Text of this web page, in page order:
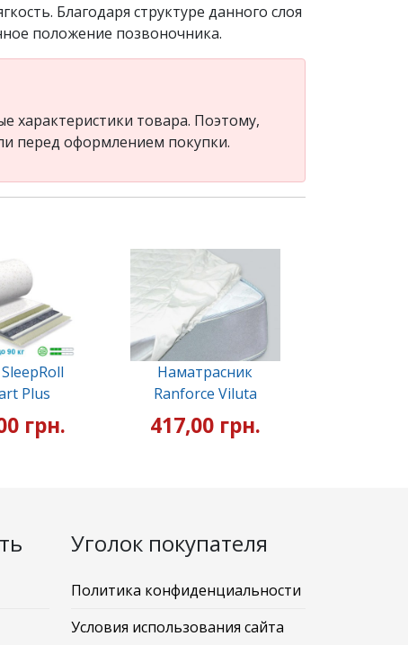
Благодаря структуре данного слоя
положение позвоночника.
характеристики товара. Поэтому,
перед оформлением покупки.
Plus
грн.
Наматрасник
Ranforce Viluta
417,00 грн.
Уголок покупателя
Политика конфиденциальности
Условия использования сайта